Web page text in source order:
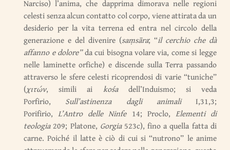
Narciso) l’anima, che dapprima dimorava nelle regioni
celesti senza alcun contatto col corpo, viene attirata da un
desiderio per la vita terrena ed entra nel circolo della
generazione e del divenire (saṃsāra; “il cerchio che dà
affanno e dolore”da cui bisogna volare via, come si legge
nelle laminette orfiche) e discende sulla Terra passando
attraverso le sfere celesti ricoprendosi di varie “tuniche”
(χιτών, simili ai kośa dell’Induismo; si veda
Porfirio, Sull’astinenza dagli animaliI,31,3;
Porifirio,L’Antro delle Ninfe 14; Proclo, Elementi di
teologia209; Platone, Gorgia523c), fino a quella fatta di
carne. Poiché il latte è ciò di cui si “nutrono” le anime